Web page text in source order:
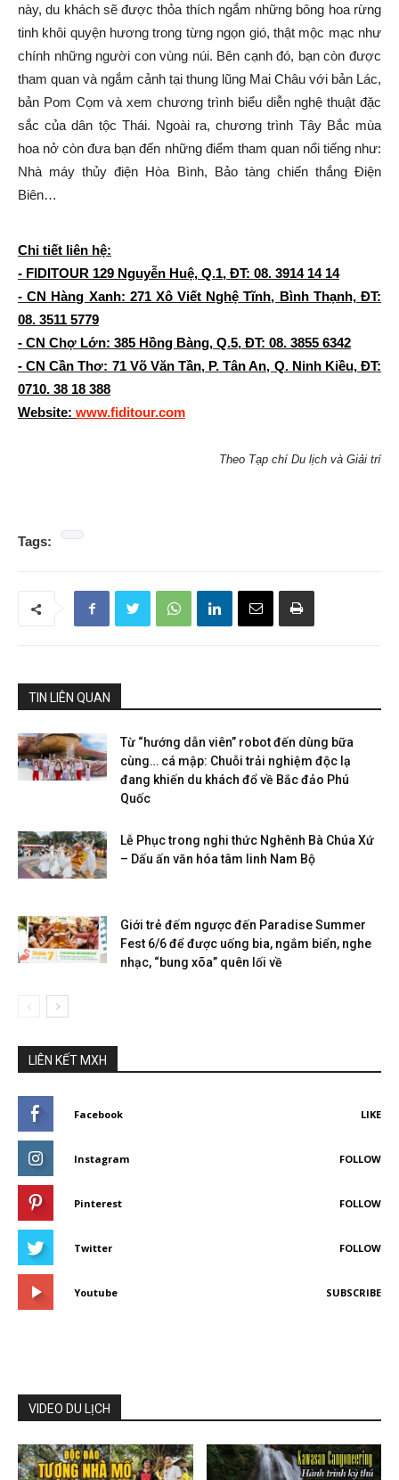
này, du khách sẽ được thỏa thích ngắm những bông hoa rừng
tinh khôi quyện hương trong từng ngọn gió, thật mộc mạc như
chính những người con vùng núi. Bên cạnh đó, bạn còn được
tham quan và ngắm cảnh tại thung lũng Mai Châu với bản Lác,
bản Pom Cọm và xem chương trình biểu diễn nghệ thuật đặc
sắc của dân tộc Thái. Ngoài ra, chương trình Tây Bắc mùa
hoa nở còn đưa bạn đến những điểm tham quan nổi tiếng như:
Nhà máy thủy điện Hòa Bình, Bảo tàng chiến thắng Điện
Biên…
Chi tiết liên hệ:
- FIDITOUR 129 Nguyễn Huệ, Q.1, ĐT: 08. 3914 14 14
- CN Hàng Xanh: 271 Xô Viết Nghệ Tĩnh, Bình Thạnh, ĐT:
08. 3511 5779
- CN Chợ Lớn: 385 Hồng Bàng, Q.5, ĐT: 08. 3855 6342
- CN Cần Thơ: 71 Võ Văn Tần, P. Tân An, Q. Ninh Kiều, ĐT:
0710. 38 18 388
Website: www.fiditour.com
Theo Tạp chí Du lịch và Giải trí
Tags:
TIN LIÊN QUAN
Từ “hướng dẫn viên” robot đến dùng bữa
cùng… cá mập: Chuỗi trải nghiệm độc lạ
đang khiến du khách đổ về Bắc đảo Phú
Quốc
Lễ Phục trong nghi thức Nghênh Bà Chúa Xứ
– Dấu ấn văn hóa tâm linh Nam Bộ
Giới trẻ đếm ngược đến Paradise Summer
Fest 6/6 để được uống bia, ngắm biển, nghe
nhạc, “bung xõa” quên lối về
LIÊN KẾT MXH
Facebook LIKE
Instagram FOLLOW
Pinterest FOLLOW
Twitter FOLLOW
Youtube SUBSCRIBE
VIDEO DU LỊCH